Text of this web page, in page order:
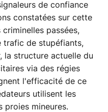
de confiance
constatées sur cette
passées,
trafic de stupéfiants,
la structure actuelle du
via des régies
l'efficacité de ce
utilisent les
proies mineures.